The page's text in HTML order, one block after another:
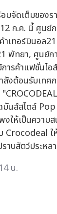
จัดเต็มของร
ก.ค. นี้ ศูนย์ก
เทอร์มินอล
พัทยา, ศูนย์ก
ารค้าแฟชั่นไ
งต้อนรับเทศ
มันส์สไตล์
ให้เป็นความ
Crocodeal ใ
าบสัตว์ประหล
น.